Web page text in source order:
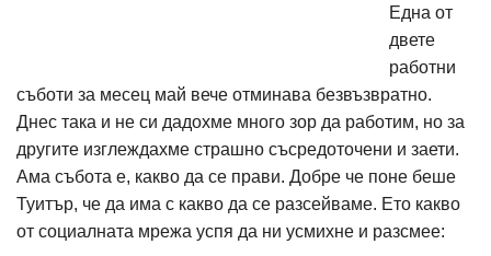
Една от
двете
работни
съботи за месец май вече отминава безвъзвратно.
Днес така и не си дадохме много зор да работим, но за
другите изглеждахме страшно съсредоточени и заети.
Ама събота е, какво да се прави. Добре че поне беше
Туитър, че да има с какво да се разсейваме. Ето какво
от социалната мрежа успя да ни усмихне и разсмее: